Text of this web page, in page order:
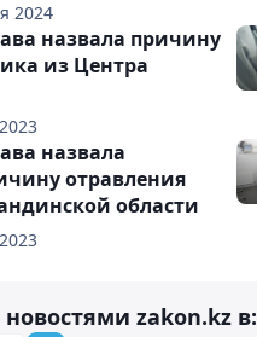
2024
назвала причину
из Центра
назвала
отравления
области
zakon.kz в: